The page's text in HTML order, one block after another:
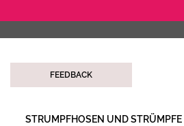
FEEDBACK
STRUMPFHOSEN UND STRÜMPFE